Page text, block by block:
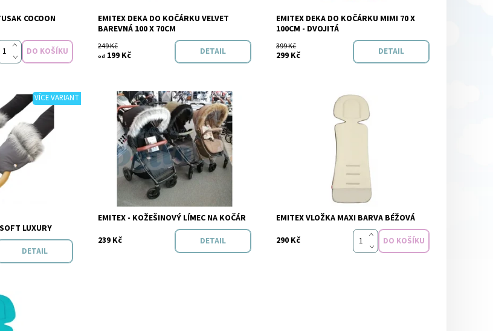
Emitex
COCOON
Značka: Emitex
EMITEX DEKA DO KOČÁRKU VELVET
BAREVNÁ 100 X 70CM
249 Kč
od 199 Kč DETAIL
Značka: Emitex
EMITEX DEKA DO KOČÁRKU MIMI 70 X
100CM - DVOJITÁ
399 Kč
299 Kč DETAIL
VÍCE VARIANT
Skladem
Emitex
LUXURY
DETAIL
Dostupnost: Skladem
Značka: Emitex
EMITEX - KOŽEŠINOVÝ LÍMEC NA KOČÁR
239 Kč
DETAIL
Značka: Emitex
EMITEX VLOŽKA MAXI BARVA BÉŽOVÁ
290 Kč